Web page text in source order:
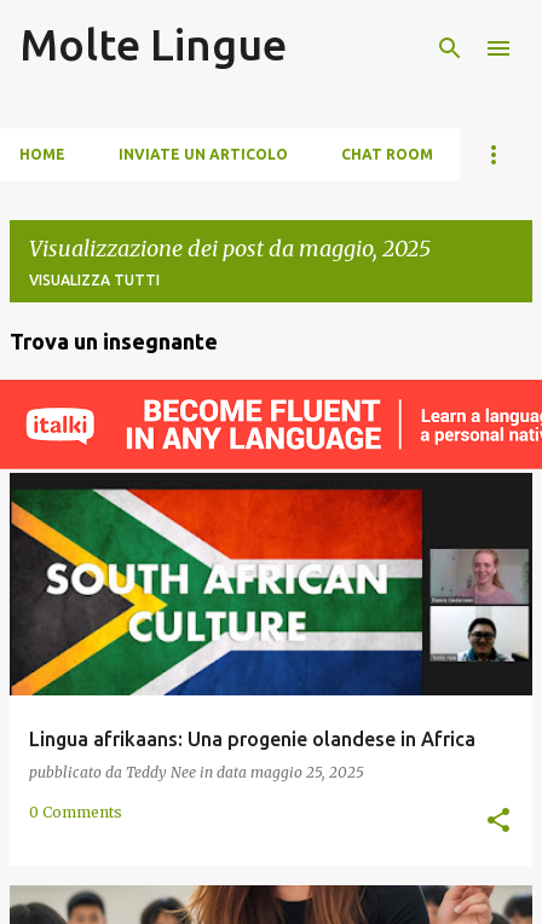
Molte Lingue
HOME INVIATE UN ARTICOLO CHAT ROOM
Visualizzazione dei post da maggio, 2025
VISUALIZZA TUTTI
t
Trova un insegnante
Lingua afrikaans: Una progenie olandese in Africa
pubblicato da Teddy Nee in data maggio 25, 2025
0 Comments